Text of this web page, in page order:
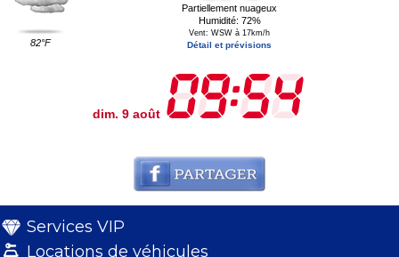
82°F
Partiellement nuageux
Humidité: 72%
Vent: WSW à 17km/h
Détail et prévisions
dim. 9 août
Services VIP
Locations de véhicules